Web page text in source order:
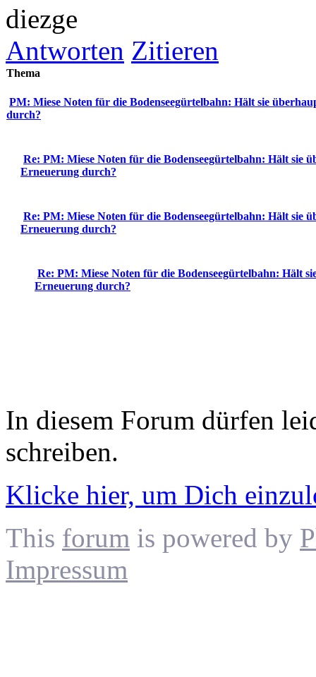
diezge
Antworten Zitieren
Thema
PM: Miese Noten für die Bodenseegürtelbahn: Hält sie
durch?
Re: PM: Miese Noten für die Bodenseegürtelbahn: Hält sie
Erneuerung durch?
Re: PM: Miese Noten für die Bodenseegürtelbahn: Hält sie
Erneuerung durch?
Re: PM: Miese Noten für die Bodenseegürtelbahn: Hält
Erneuerung durch?
In diesem Forum dürfen
schreiben.
Klicke hier, um Dich
This forum is powered by
Impressum